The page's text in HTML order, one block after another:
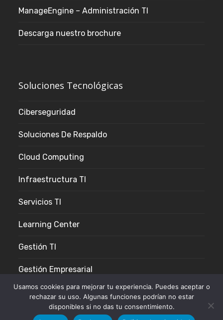
ManageEngine – Administración TI
Descarga nuestro brochure
Soluciones Tecnológicas
Ciberseguridad
Soluciones De Respaldo
Cloud Computing
Infraestructura TI
Servicios TI
Learning Center
Gestión TI
Gestión Empresarial
Usamos cookies para mejorar tu experiencia. Puedes aceptar o
rechazar su uso. Algunas funciones podrían no estar
disponibles si no das tu consentimiento.